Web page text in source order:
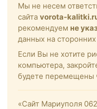
Мы не несем
сайта vorota-
рекомендуем не
данных на сторонних
Если Вы не хотите
компьютера,
будете перемещены
«Сайт Мариуполя